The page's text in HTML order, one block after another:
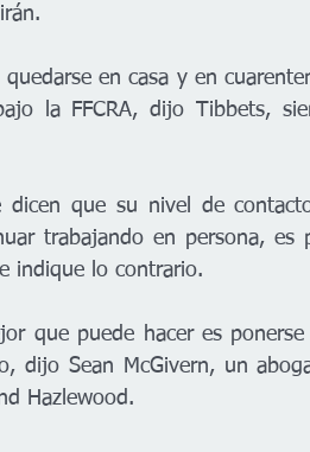
en casa y en
la FFCRA, dijo Tibbets,
que su nivel de
trabajando en persona, es
indique lo contrario.
que puede hacer es
dijo Sean McGivern, un
Hazlewood.